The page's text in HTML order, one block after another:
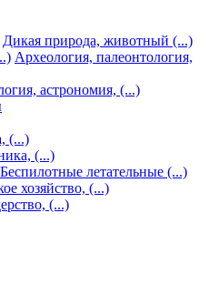
Дикая природа, животный (...)
Археология, палеонтология,
астрономия, (...)
(...)
(...)
Беспилотные летательные (...)
хозяйство, (...)
(...)